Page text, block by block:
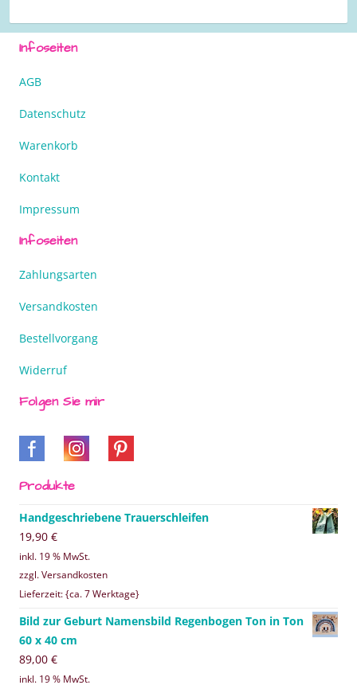
Infoseiten
AGB
Datenschutz
Warenkorb
Kontakt
Impressum
Infoseiten
Zahlungsarten
Versandkosten
Bestellvorgang
Widerruf
Folgen Sie mir
Produkte
Handgeschriebene Trauerschleifen
19,90 €
inkl. 19 % MwSt.
zzgl. Versandkosten
Lieferzeit: {ca. 7 Werktage}
Bild zur Geburt Namensbild Regenbogen Ton in Ton
60 x 40 cm
89,00 €
inkl. 19 % MwSt.